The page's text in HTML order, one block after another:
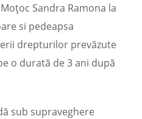
Sandra Ramona la
si pedeapsa
drepturilor prevăzute
o durată de 3 ani după
sub supraveghere